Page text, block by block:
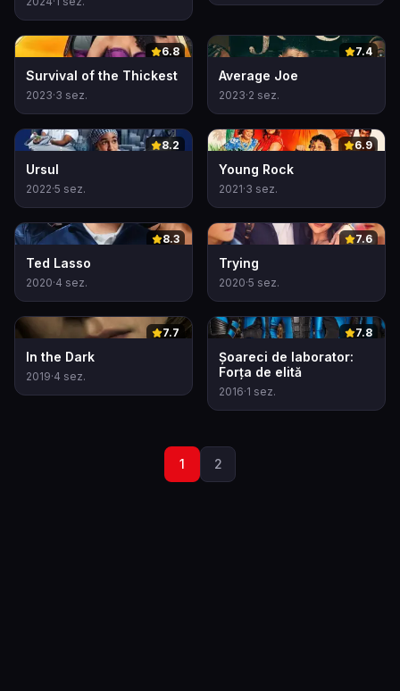
0 6.8
Survival of the Thickest
2023·3 sez.
0 7.4
Average Joe
2023·2 sez.
0 8.2
Ursul
2022·5 sez.
0 6.9
Young Rock
2021·3 sez.
0 8.3
Ted Lasso
2020·4 sez.
0 7.6
Trying
2020·5 sez.
0 7.7
In the Dark
2019·4 sez.
0 7.8
Șoareci de laborator:
Forța de elită
2016·1 sez.
1 2